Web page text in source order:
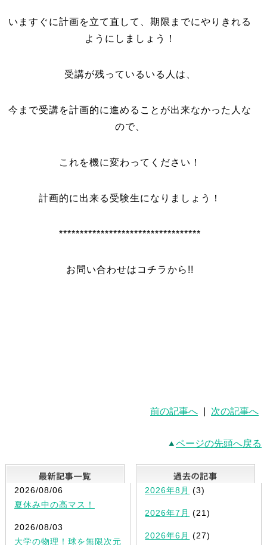
いますぐに計画を立て直して、期限までにやりきれる
ようにしましょう！
受講が残っているいる人は、
今まで受講を計画的に進めることが出来なかった人な
ので、
これを機に変わってください！
計画的に出来る受験生になりましょう！
**********************************
お問い合わせはコチラから!!
前の記事へ 次の記事へ
ページの先頭へ戻る
最新記事一覧
2026/08/06
夏休み中の高マス！
2026/08/03
大学の物理！球を無限次元
2026年8月 (3)
2026年7月 (21)
2026年6月 (27)